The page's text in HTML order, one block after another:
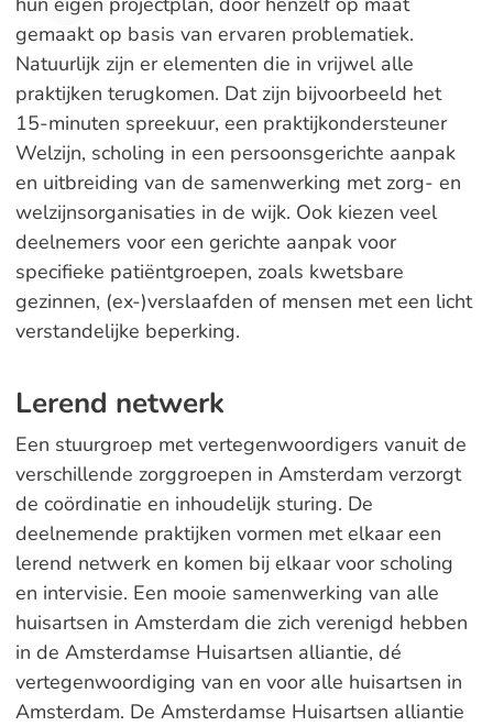
gemaakt op basis van ervaren problematiek.
Natuurlijk zijn er elementen die in vrijwel alle
praktijken terugkomen. Dat zijn bijvoorbeeld het
15-minuten spreekuur, een praktijkondersteuner
Welzijn, scholing in een persoonsgerichte aanpak
en uitbreiding van de samenwerking met zorg- en
welzijnsorganisaties in de wijk. Ook kiezen veel
deelnemers voor een gerichte aanpak voor
specifieke patiëntgroepen, zoals kwetsbare
gezinnen, (ex-)verslaafden of mensen met een licht
verstandelijke beperking.
Lerend netwerk
Een stuurgroep met vertegenwoordigers vanuit de
verschillende zorggroepen in Amsterdam verzorgt
de coördinatie en inhoudelijk sturing. De
deelnemende praktijken vormen met elkaar een
lerend netwerk en komen bij elkaar voor scholing
en intervisie. Een mooie samenwerking van alle
huisartsen in Amsterdam die zich verenigd hebben
in de Amsterdamse Huisartsen alliantie, dé
vertegenwoordiging van en voor alle huisartsen in
Amsterdam. De Amsterdamse Huisartsen alliantie